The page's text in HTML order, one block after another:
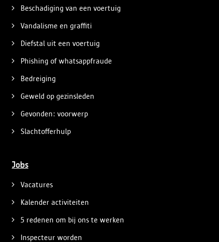
Beschadiging van een voertuig
Vandalisme en graffiti
Diefstal uit een voertuig
Phishing of whatsappfraude
Bedreiging
Geweld op gezinsleden
Gevonden: voorwerp
Slachtofferhulp
Jobs
Vacatures
Kalender activiteiten
5 redenen om bij ons te werken
Inspecteur worden